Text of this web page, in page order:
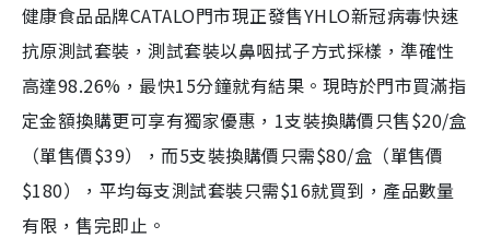
健康食品品牌CATALO門市現正發售YHLO新冠病毒快速
抗原測試套裝，測試套裝以鼻咽拭子方式採樣，準確性
高達98.26%，最快15分鐘就有結果。現時於門市買滿指
定金額換購更可享有獨家優惠，1支裝換購價只售$20/盒
（單售價$39），而5支裝換購價只需$80/盒（單售價
$180），平均每支測試套裝只需$16就買到，產品數量
有限，售完即止。